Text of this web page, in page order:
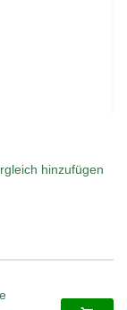
hinzufügen